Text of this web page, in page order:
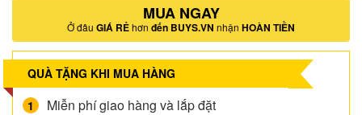
9.900.000 ₫.là:
6.490.000 ₫.
MUA NGAY
Ở đâu GIÁ RẺhơn đến BUYS.VN nhận HOÀN TIỀN
QUÀ TẶNG KHI MUA HÀNG
Miễn phí giao hàng và lắp đặt